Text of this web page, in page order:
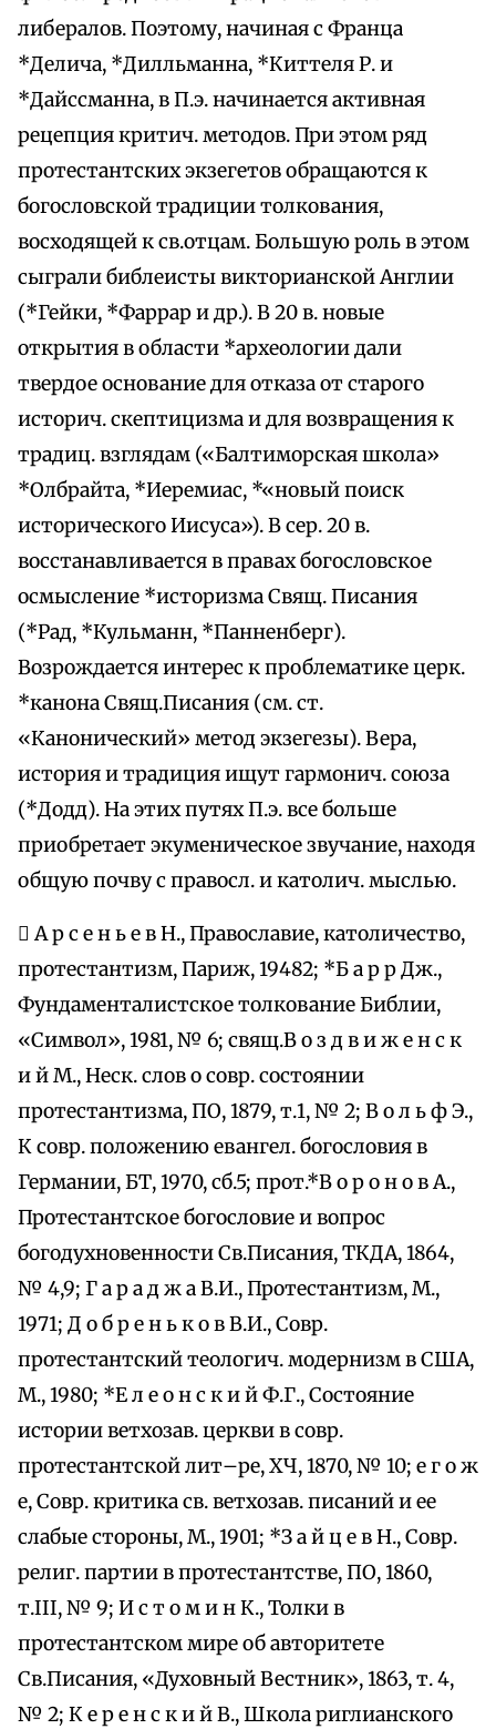
либералов. Поэтому, начиная с Франца
*Делича, *Дилльманна, *Киттеля Р. и
*Дайссманна, в П.э. начинается активная
рецепция критич. методов. При этом ряд
протестантских экзегетов обращаются к
богословской традиции толкования,
восходящей к св.отцам. Большую роль в этом
сыграли библеисты викторианской Англии
(*Гейки, *Фаррар и др.). В 20 в. новые
открытия в области *археологии дали
твердое основание для отказа от старого
историч. скептицизма и для возвращения к
традиц. взглядам («Балтиморская школа»
*Олбрайта, *Иеремиас, *«новый поиск
исторического Иисуса»). В сер. 20 в.
восстанавливается в правах богословское
осмысление *историзма Свящ. Писания
(*Рад, *Кульманн, *Панненберг).
Возрождается интерес к проблематике церк.
*канона Свящ.Писания (см. ст.
«Канонический» метод экзегезы). Вера,
история и традиция ищут гармонич. союза
(*Додд). На этих путях П.э. все больше
приобретает экуменическое звучание, находя
общую почву с правосл. и католич. мыслью.
 А р с е н ь е в Н., Православие, католичество,
протестантизм, Париж, 19482; *Б а р р Дж.,
Фундаменталистское толкование Библии,
«Символ», 1981, № 6; свящ.В о з д в и ж е н с к
и й М., Неск. слов о совр. состоянии
протестантизма, ПО, 1879, т.1, № 2; В о л ь ф Э.,
К совр. положению евангел. богословия в
Германии, БТ, 1970, сб.5; прот.*В о р о н о в А.,
Протестантское богословие и вопрос
богодухновенности Св.Писания, ТКДА, 1864,
№ 4,9; Г а р а д ж а В.И., Протестантизм, М.,
1971; Д о б р е н ь к о в В.И., Совр.
протестантский теологич. модернизм в США,
М., 1980; *Е л е о н с к и й Ф.Г., Состояние
истории ветхозав. церкви в совр.
протестантской лит–ре, ХЧ, 1870, № 10; е г о ж
е, Совр. критика св. ветхозав. писаний и ее
слабые стороны, М., 1901; *З а й ц е в Н., Совр.
религ. партии в протестантстве, ПО, 1860,
т.III, № 9; И с т о м и н К., Толки в
протестантском мире об авторитете
Св.Писания, «Духовный Вестник», 1863, т. 4,
№ 2; К е р е н с к и й В., Школа риглианского